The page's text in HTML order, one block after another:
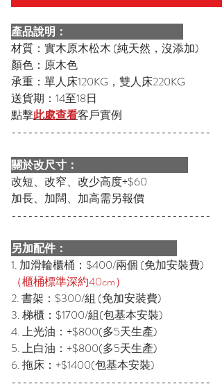
產品說明：
材質：實木原木松木 (純天然，沒添加)
顏色：原木色
承重：單人床120KG，雙人床220KG
送貨期：14至18日
點擊此處查看客戶實例
------------------------------------
關於改尺寸：
改短、改窄、改少高度+$60
加長、加闊、加高需另報價
------------------------------------
另加配件：
1. 加滑輪櫃桶：$400/兩個 (免加安裝費)
（櫃桶標準深約40cm）
2. 書架：$300/組 (免加安裝費)
3. 梯櫃：$1700/組(包基本安裝)
4. 上光油：+$800(多5天生產)
5. 上白油：+$800(多5天生產)
6. 拖床：+$1400(包基本安裝)